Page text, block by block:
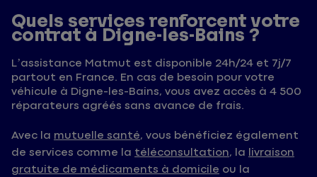
Quels services renforcent votre
contrat à Digne-les-Bains ?
L’assistance Matmut est disponible 24h/24 et 7j/7
partout en France. En cas de besoin pour votre
véhicule à Digne-les-Bains, vous avez accès à 4 500
réparateurs agréés sans avance de frais.
Avec la mutuelle santé, vous bénéficiez également
de services comme la téléconsultation, la livraison
gratuite de médicaments à domicile ou la